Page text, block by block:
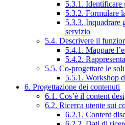
5.3.1.
5.3.2. Formulare
5.3.3. Inquadrare
servizio
5.4. Descrivere il
5.4.1. Mappare
5.4.2.
5.5. Co-progettare le
5.5.1. Workshop
6. Progettazione dei contenuti
6.1. Cos’è il content
6.2. Ricerca utente sui
6.2.1. Content